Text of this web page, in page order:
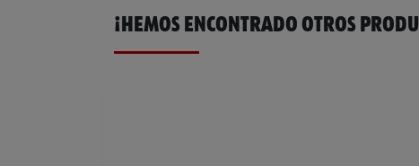
¡HEMOS ENCONTRADO OTROS